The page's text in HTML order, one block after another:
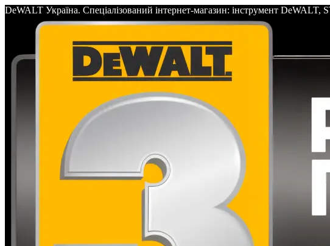
DeWALT Україна. Спеціалізований інтернет-магазин: інструмент